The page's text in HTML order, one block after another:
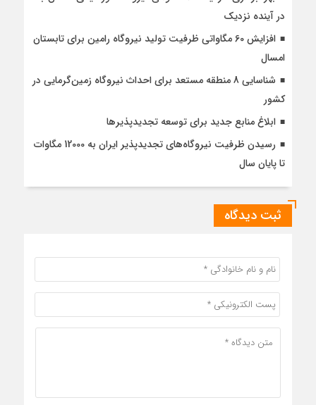
در آینده نزدیک
افزایش 60 مگاواتی ظرفیت تولید نیروگاه رامین برای تابستان
امسال
شناسایی 8 منطقه مستعد برای احداث نیروگاه زمین‌گرمایی در
کشور
ابلاغ منابع جدید برای توسعه تجدیدپذیرها
رسیدن ظرفیت نیروگاه‌های تجدیدپذیر ایران به 12000 مگاوات
تا پایان سال
ثبت دیدگاه